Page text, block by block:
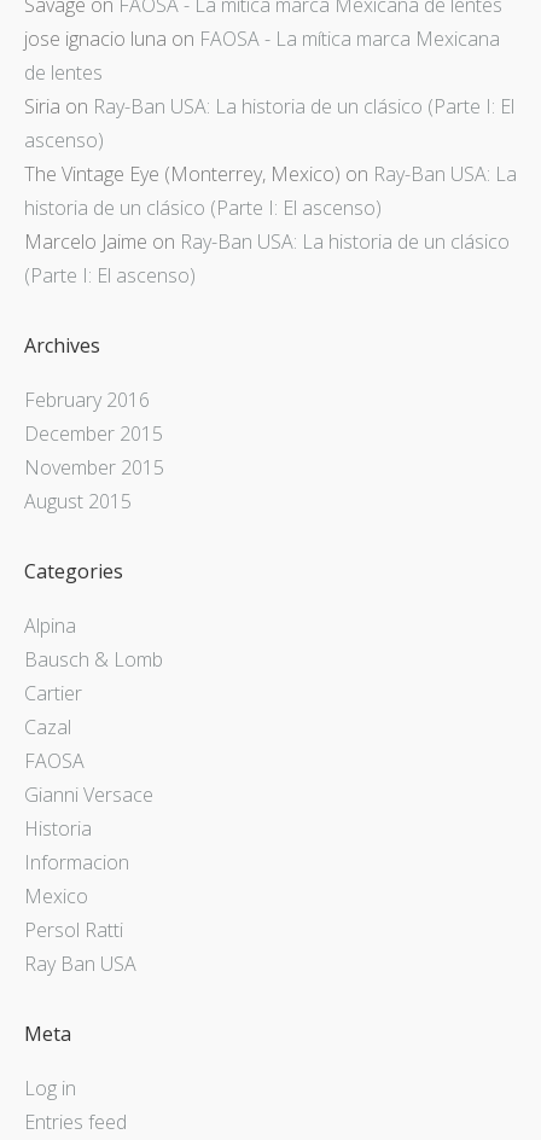
jose ignacio luna on FAOSA - La mítica marca Mexicana
de lentes
Siria on Ray-Ban USA: La historia de un clásico (Parte I: El
ascenso)
The Vintage Eye (Monterrey, Mexico) on Ray-Ban USA: La
historia de un clásico (Parte I: El ascenso)
Marcelo Jaime on Ray-Ban USA: La historia de un clásico
(Parte I: El ascenso)
Archives
February 2016
December 2015
November 2015
August 2015
Categories
Alpina
Bausch & Lomb
Cartier
Cazal
FAOSA
Gianni Versace
Historia
Informacion
Mexico
Persol Ratti
Ray Ban USA
Meta
Log in
Entries feed